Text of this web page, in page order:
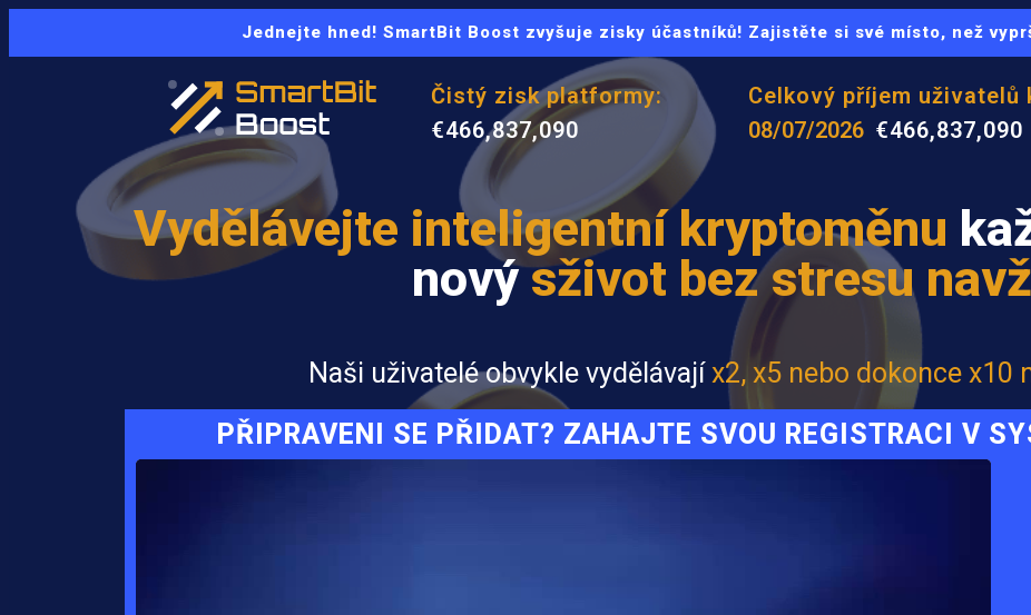
Jednejte hned! SmartBit Boost zvyšuje zisky účastníků! Zajistěte si své místo, než
Čistý zisk platformy:
€466,837,090
Celkový příjem uživatelů
08/07/2026 €466,837,090
Vydělávejte inteligentní kryptoměnu
novýsživot bez stresu
Naši uživatelé obvykle vydělávajíx2, x5 nebo dokonce x10
PŘIPRAVENI SE PŘIDAT? ZAHAJTE SVOU REGISTRACI V